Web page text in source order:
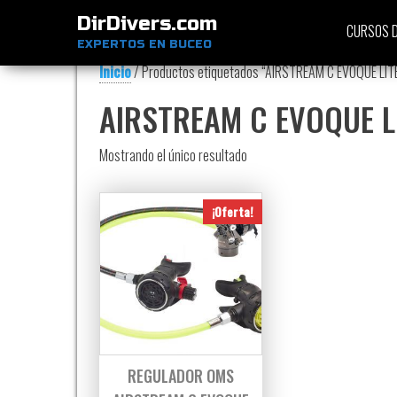
DirDivers.com
EXPERTOS EN BUCEO
CURSOS
Inicio/ Productos etiquetados “AIRSTREAM C EVOQUE
AIRSTREAM C EVOQUE
Mostrando el único resultado
¡Oferta!
REGULADOR OMS